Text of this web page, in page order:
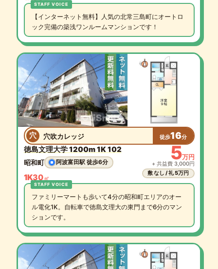
【インターネット無料】人気の北常三島町にオートロ
ック完備の築浅ワンルームマンションです！
穴 穴吹カレッジ 徒歩16分
徳島文理大学 1200m 1K 102
昭和町 阿波富田駅 徒歩6分
1K30㎡
5万円
+ 共益費 3,000円
敷 なし / 礼 5万円
ファミリーマートも歩いて4分の昭和町エリアのオー
ル電化1K。自転車で徳島文理大の東門まで6分のマン
ションです。